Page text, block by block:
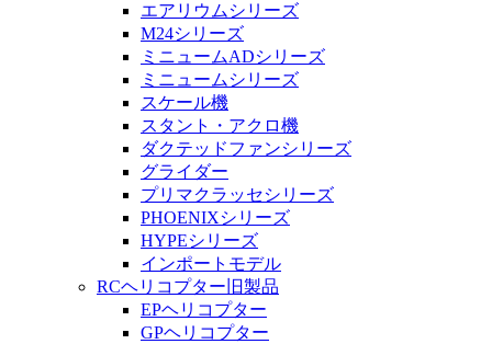
エアリウムシリーズ
M24シリーズ
ミニュームADシリーズ
ミニュームシリーズ
スケール機
スタント・アクロ機
ダクテッドファンシリーズ
グライダー
プリマクラッセシリーズ
PHOENIXシリーズ
HYPEシリーズ
インポートモデル
RCヘリコプター旧製品
EPヘリコプター
GPヘリコプター